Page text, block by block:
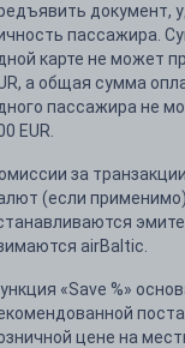
документ,
пассажира.
карте не может
а общая сумма
пассажира не
EUR.
за
(если применимо)
airBaltic.
«Save %»
цене на